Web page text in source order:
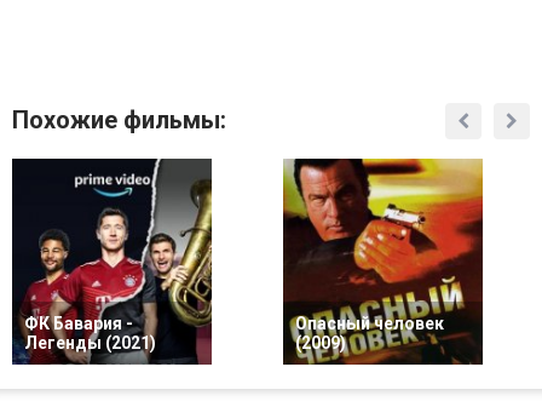
Похожие фильмы:
ФК Бавария -
Легенды (2021)
Опасный человек
(2009)